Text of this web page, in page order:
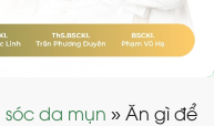
da mụn »Ăn gì để